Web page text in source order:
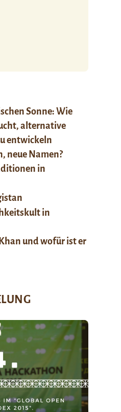
Sonne: Wie
alternative
entwickeln
neue Namen?
in
in
und wofür ist er